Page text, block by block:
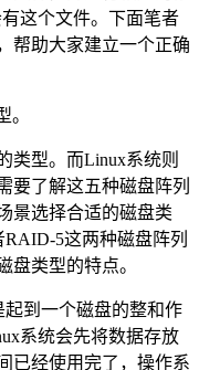
这个文件。下面笔者
帮助大家建立一个正确
。
类型。而Linux系统则
要了解这五种磁盘阵列
景选择合适的磁盘类
5这两种磁盘阵列
盘类型的特点。
到一个磁盘的整和作
系统会先将数据存放
已经使用完了，操作系